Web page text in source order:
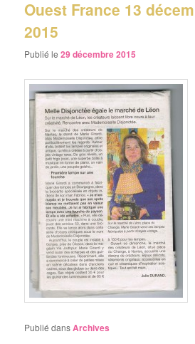
Ouest France 13
2015
Publié le29 décembre 2015
Publié dansArchives